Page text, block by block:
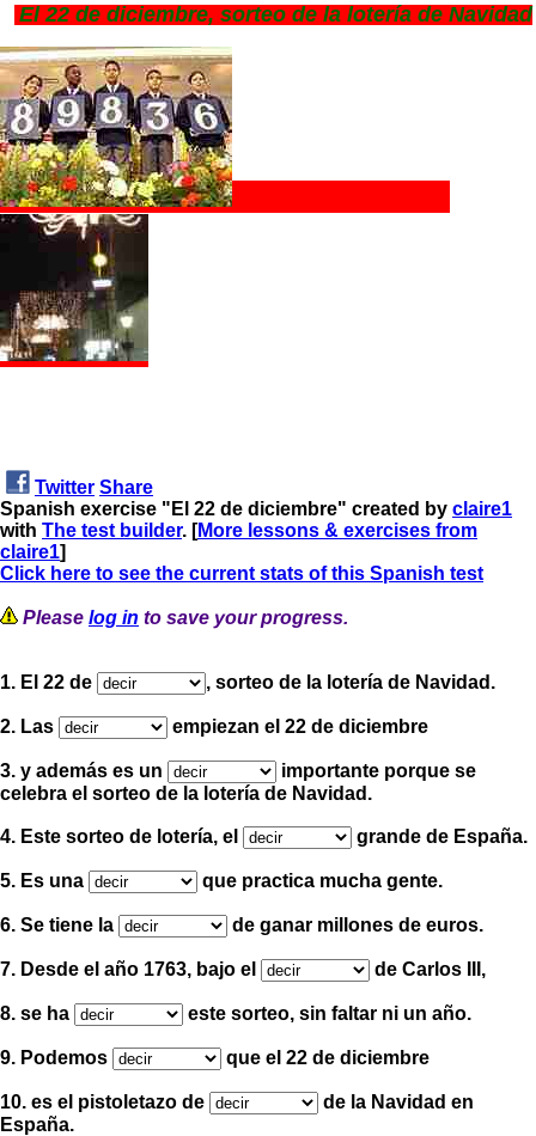
El 22 de diciembre, sorteo de la lotería de Navidad
Twitter Share
Spanish exercise "El 22 de diciembre" created by claire1
with The test builder. [More lessons & exercises from
claire1]
Click here to see the current stats of this Spanish test
Please log in to save your progress.
1. El 22 de , sorteo de la lotería de Navidad.
2. Las empiezan el 22 de diciembre
3. y además es un
importante porque se
celebra el sorteo de la lotería de Navidad.
4. Este sorteo de lotería, el grande de España.
5. Es una que practica mucha gente.
6. Se tiene la de ganar millones de euros.
7. Desde el año 1763, bajo el de Carlos III,
8. se ha este sorteo, sin faltar ni un año.
9. Podemos que el 22 de diciembre
10. es el pistoletazo de
de la Navidad en
España.